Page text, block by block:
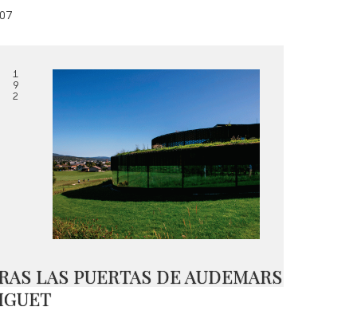
1
9
2
LAS PUERTAS DE AUDEMARS